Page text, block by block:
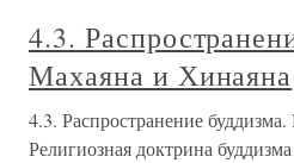
4.3.
Махаяна и Хинаяна
4.3. Распространение
Религиозная доктрина